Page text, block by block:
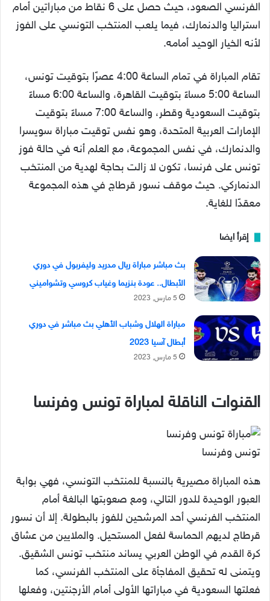
الفرنسي الصعود، حيث حصل على 6 نقاط من مباراتين أمام
استراليا والدنمارك، فيما يلعب المنتخب التونسي على الفوز
لأنه الخيار الوحيد أمامه.
تقام المباراة في تمام الساعة 4:00 عصرًا بتوقيت تونس،
الساعة 5:00 مساءً بتوقيت القاهرة، والساعة 6:00 مساءً
بتوقيت السعودية وقطر، والساعة 7:00 مساءً بتوقيت
الإمارات العربية المتحدة، وهو نفس توقيت مباراة سويسرا
والدنمارك، في نفس المجموعة، مع العلم أنه في حالة فوز
تونس على فرنسا، تكون لا زالت بحاجة لهدية من المنتخب
الدنماركي. حيث موقف نسور قرطاج في هذه المجموعة
معقدًا للغاية.
إقرأ ايضا
بث مباشر مباراة ريال مدريد وليفربول في دوري
الأبطال.. عودة بنزيما وغياب كروسي وتشواميني
5 مارس, 2023
مباراة الهلال وشباب الأهلي بث مباشر في دوري
أبطال آسيا 2023
5 مارس, 2023
القنوات الناقلة لمباراة تونس وفرنسا
تونس وفرنسا
هذه المباراة مصيرية بالنسبة للمنتخب التونسي، فهي بوابة
العبور الوحيدة للدور التالي، ومع صعوبتها البالغة أمام
المنتخب الفرنسي أحد المرشحين للفوز بالبطولة. إلا أن نسور
قرطاج لديهم الحماسة لفعل المستحيل. والملايين من عشاق
كرة القدم في الوطن العربي يساند منتخب تونس الشقيق.
ويتمنى له تحقيق المفاجأة على المنتخب الفرنسي، كما
فعلتها السعودية في مباراتها الأولى أمام الأرجنتين، وفعلها